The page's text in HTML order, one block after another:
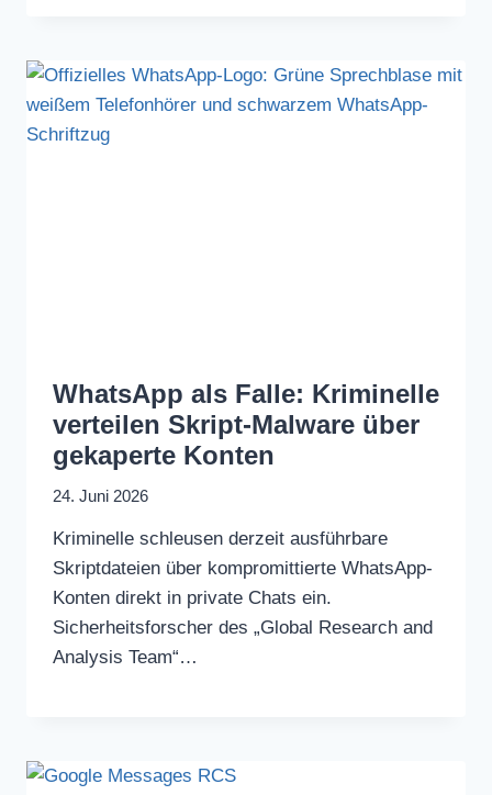
WhatsApp als Falle: Kriminelle
verteilen Skript-Malware über
gekaperte Konten
24. Juni 2026
Kriminelle schleusen derzeit ausführbare
Skriptdateien über kompromittierte WhatsApp-
Konten direkt in private Chats ein.
Sicherheitsforscher des „Global Research and
Analysis Team“…